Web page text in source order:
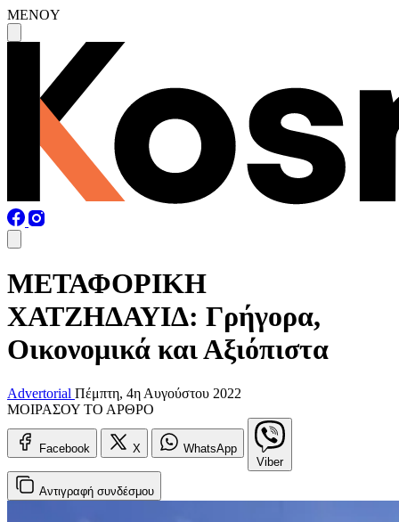
MENOY
ΜΕΤΑΦΟΡΙΚΗ
ΧΑΤΖΗΔΑΥΙΔ: Γρήγορα,
Οικονομικά και Αξιόπιστα
Advertorial Πέμπτη, 4η Αυγούστου 2022
ΜΟΙΡΑΣΟΥ ΤΟ ΑΡΘΡΟ
Facebook X
WhatsApp
Viber
Αντιγραφή συνδέσμου